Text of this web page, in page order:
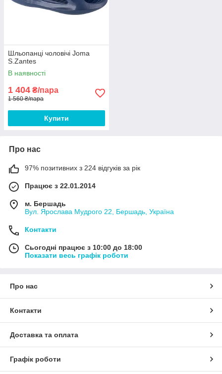
Шльопанці чоловічі Joma
S.Zantes
В наявності
1 404 ₴/пара
1 560 ₴/пара
Купити
Про нас
97% позитивних з 224 відгуків за рік
Працює з 22.01.2014
м. Бершадь
Вул. Ярослава Мудрого 22, Бершадь, Україна
Контакти
Сьогодні працює з 10:00 до 18:00
Показати весь графік роботи
Про нас
Контакти
Доставка та оплата
Графік роботи